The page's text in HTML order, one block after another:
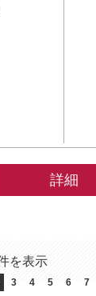
詳細
を表示
3 4 5 6 7